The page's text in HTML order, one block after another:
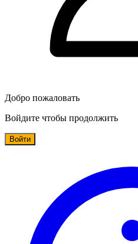
Добро пожаловать
Войдите чтобы продолжить
Войти